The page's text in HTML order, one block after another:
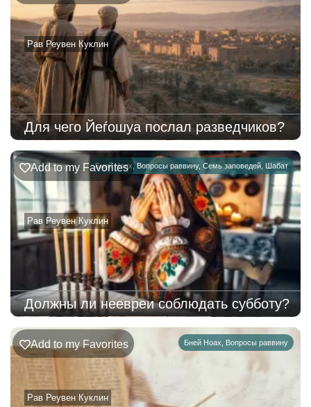
Рав Реувен Куклин
Для чего Йеѓошуа послал разведчиков?
Бней Ноах, Вопросы раввину, Семь заповедей Шабат
Рав Реувен Куклин
Add to my Favorites
Должны ли неевреи соблюдать субботу?
Бней Ноах Вопросы раввину
Рав Реувен Куклин
Add to my Favorites